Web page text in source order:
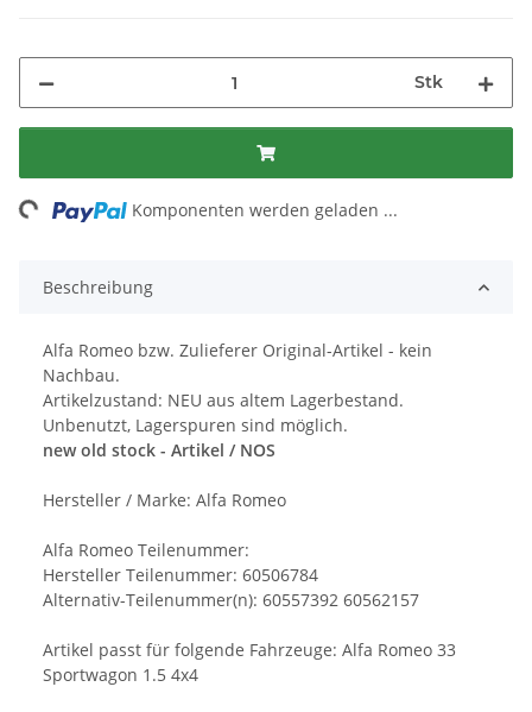
Stk
Komponenten werden geladen ...
Beschreibung
Alfa Romeo bzw. Zulieferer Original-Artikel - kein
Nachbau.
Artikelzustand: NEU aus altem Lagerbestand.
Unbenutzt, Lagerspuren sind möglich.
new old stock - Artikel / NOS
Hersteller / Marke: Alfa Romeo
Alfa Romeo Teilenummer:
Hersteller Teilenummer: 60506784
Alternativ-Teilenummer(n): 60557392 60562157
Artikel passt für folgende Fahrzeuge: Alfa Romeo 33
Sportwagon 1.5 4x4